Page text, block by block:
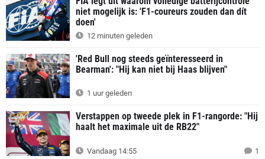
niet mogelijk is: 'F1-coureurs zouden dan dít
doen'
12 minuten geleden
'Red Bull nog steeds geïnteresseerd in
Bearman': "Hij kan niet bij Haas blijven"
1 uur geleden
Verstappen op tweede plek in F1-rangorde: "Hij
haalt het maximale uit de RB22"
Vandaag 14:55 1